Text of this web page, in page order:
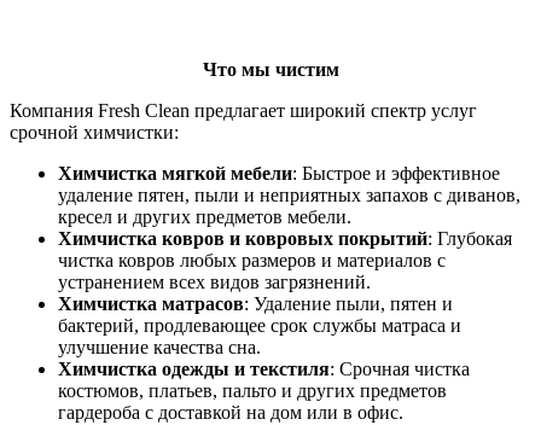
Что мы чистим
Компания Fresh Clean предлагает широкий спектр услуг
срочной химчистки:
Химчистка мягкой мебели: Быстрое и эффективное
удаление пятен, пыли и неприятных запахов с диванов,
кресел и других предметов мебели.
Химчистка ковров и ковровых покрытий: Глубокая
чистка ковров любых размеров и материалов с
устранением всех видов загрязнений.
Химчистка матрасов: Удаление пыли, пятен и
бактерий, продлевающее срок службы матраса и
улучшение качества сна.
Химчистка одежды и текстиля: Срочная чистка
костюмов, платьев, пальто и других предметов
гардероба с доставкой на дом или в офис.